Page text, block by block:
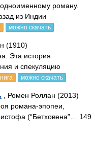
одноименному роману.
из Индии
можно скачать
(1910)
Эта история
и спекуляцию
можно скачать
, Ромен Роллан (2013)
романа-эпопеи,
(“Бетховена”… 149